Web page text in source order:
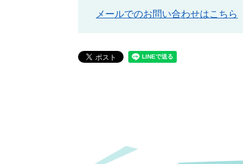
メールでのお問い合わせはこちら